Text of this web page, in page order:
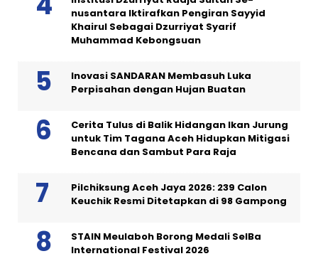
nusantara Iktirafkan Pengiran Sayyid
Khairul Sebagai Dzurriyat Syarif
Muhammad Kebongsuan
Inovasi SANDARAN Membasuh Luka
Perpisahan dengan Hujan Buatan
Cerita Tulus di Balik Hidangan Ikan Jurung
untuk Tim Tagana Aceh Hidupkan Mitigasi
Bencana dan Sambut Para Raja
Pilchiksung Aceh Jaya 2026: 239 Calon
Keuchik Resmi Ditetapkan di 98 Gampong
STAIN Meulaboh Borong Medali SeIBa
International Festival 2026